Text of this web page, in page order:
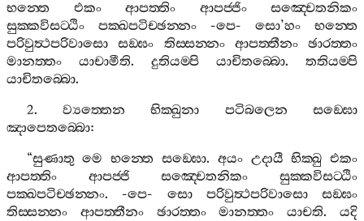
භන‍්තෙ
එකං ආපත‍්තිං ආපජ‍්ජිං
සඤ‍්චෙතනිකං
සුක‍්කවිසට‍්ඨිං
පක‍්ඛපටිච‍්ඡන‍්නං -පෙ- සො’හං
භන‍්තෙ
පරිවුත්‍ථපරිවාසො
සඞ‍්ඝං තිස‍්සන‍්නං ආපත‍්තීනං
ඡාරත‍්තං
මානත‍්තං
යාචාමීති. දුතියම‍්පි යාචිතබ‍්බො. තතියම‍්පි
යාචිතබ‍්බො.
2. ව්‍යත‍්තෙන භික‍්ඛුනා පටිබලෙන
සඞ‍්ඝො
ඤාපෙතබ‍්බො:
“සුණාතු මෙ භන‍්තෙ සඞ‍්ඝො. අයං උදායී භික‍්ඛු එකං
ආපත‍්තිං
ආපජ‍්ජි සඤ‍්චෙතනිකං
සුක‍්කවිසට‍්ඨිං
පක‍්ඛපටිච‍්ඡන‍්නං. -පෙ- සො පරිවුත්‍ථපරිවාසො
සඞ‍්ඝං
තිස‍්සන‍්නං
ආපත‍්තීනං ඡාරත‍්තං මානත‍්තං යාචති.යදි